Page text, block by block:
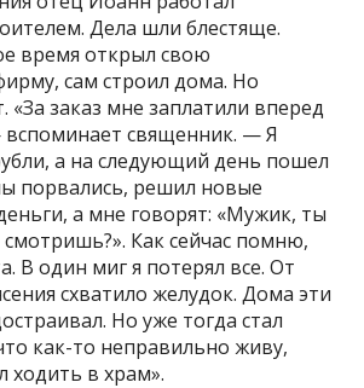
Дела шли блестяще.
время открыл свою
сам строил дома. Но
«За заказ мне заплатили вперед
священник. — Я
а на следующий день пошел
порвались, решил новые
а мне говорят: «Мужик, ты
Как сейчас помню,
В один миг я потерял все. От
схватило желудок. Дома эти
Но уже тогда стал
как-то неправильно живу,
ходить в храм».